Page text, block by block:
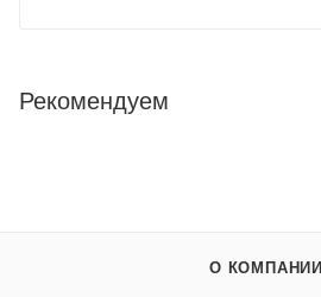
Рекомендуем
О КОМПАНИИ